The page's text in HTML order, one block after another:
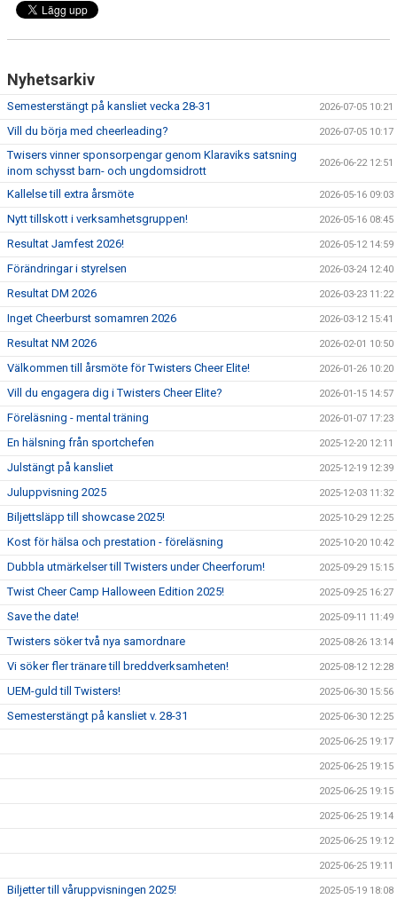
TWIST CHEER COMP
Nyhetsarkiv
Semesterstängt på kansliet vecka 28-31 2026-07-05 10:21
Vill du börja med cheerleading? 2026-07-05 10:17
Twisers vinner sponsorpengar genom Klaraviks satsning
inom schysst barn- och ungdomsidrott
2026-06-22 12:51
Kallelse till extra årsmöte 2026-05-16 09:03
Nytt tillskott i verksamhetsgruppen! 2026-05-16 08:45
Resultat Jamfest 2026! 2026-05-12 14:59
Förändringar i styrelsen 2026-03-24 12:40
Resultat DM 2026 2026-03-23 11:22
Inget Cheerburst somamren 2026 2026-03-12 15:41
Resultat NM 2026 2026-02-01 10:50
Välkommen till årsmöte för Twisters Cheer Elite! 2026-01-26 10:20
Vill du engagera dig i Twisters Cheer Elite? 2026-01-15 14:57
Föreläsning - mental träning 2026-01-07 17:23
En hälsning från sportchefen 2025-12-20 12:11
Julstängt på kansliet 2025-12-19 12:39
Juluppvisning 2025 2025-12-03 11:32
Biljettsläpp till showcase 2025! 2025-10-29 12:25
Kost för hälsa och prestation - föreläsning 2025-10-20 10:42
Dubbla utmärkelser till Twisters under Cheerforum! 2025-09-29 15:15
Twist Cheer Camp Halloween Edition 2025! 2025-09-25 16:27
Save the date! 2025-09-11 11:49
Twisters söker två nya samordnare 2025-08-26 13:14
Vi söker fler tränare till breddverksamheten! 2025-08-12 12:28
UEM-guld till Twisters! 2025-06-30 15:56
Semesterstängt på kansliet v. 28-31 2025-06-30 12:25
2025-06-25 19:17
2025-06-25 19:15
2025-06-25 19:15
2025-06-25 19:14
2025-06-25 19:12
2025-06-25 19:11
Biljetter till våruppvisningen 2025! 2025-05-19 18:08